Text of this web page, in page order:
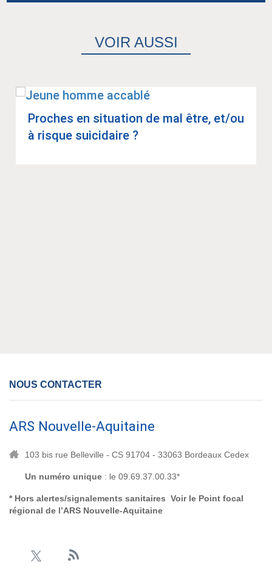
VOIR AUSSI
Proches en situa­tion de mal être, et/ou
à risque sui­ci­daire ?
NOUS CONTACTER
ARS Nouvelle-Aquitaine
103 bis rue Belleville - CS 91704 - 33063 Bordeaux Cedex
Un numéro unique : le 09.69.37.00.33*
* Hors alertes/signalements sanitaires Voir le Point focal
régional de l’ARS Nouvelle-Aquitaine